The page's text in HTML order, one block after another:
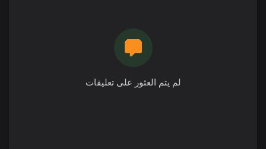
لم يتم العثور على تعليقات